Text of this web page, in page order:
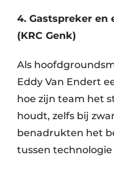
4. Gastspreker en
(KRC Genk)
Als
Eddy Van Endert
hoe zijn team het
houdt, zelfs bij
benadrukten het
tussen